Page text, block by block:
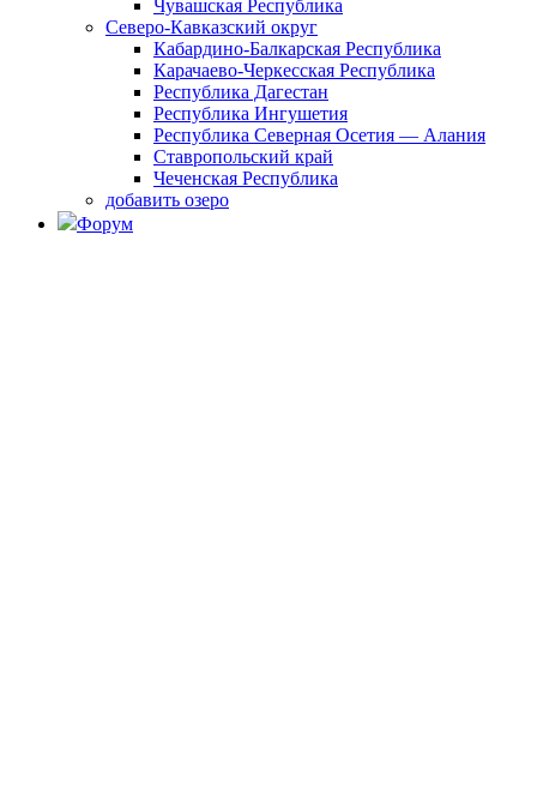
Чувашская Республика
Северо-Кавказский округ
Кабардино-Балкарская Республика
Карачаево-Черкесская Республика
Республика Дагестан
Республика Ингушетия
Республика Северная Осетия — Алания
Ставропольский край
Чеченская Республика
добавить озеро
Форум